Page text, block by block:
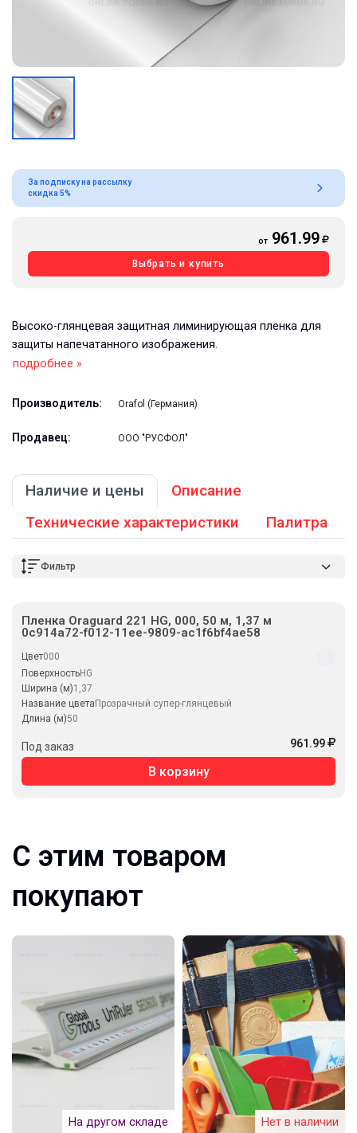
За подписку на рассылку
скидка 5%
от 961.99
Выбрать и купить
Высоко-глянцевая защитная лиминирующая пленка для
защиты напечатанного изображения.
подробнее »
Производитель: Orafol (Германия)
Продавец: ООО "РУСФОЛ"
Наличие и цены
Описание
Технические характеристики
Палитра
Фильтр
Пленка Oraguard 221 HG, 000, 50 м, 1,37 м
0c914a72-f012-11ee-9809-ac1f6bf4ae58
Цвет000
ПоверхностьHG
Ширина (м)1,37
Название цвета Прозрачный супер-глянцевый
Длина (м)50
Под заказ 961.99
В корзину
С этим товаром
покупают
На другом складе Нет в наличии